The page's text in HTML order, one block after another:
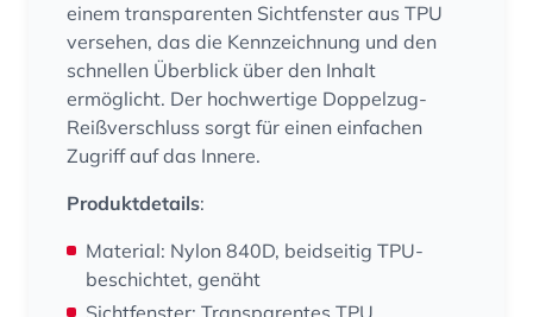
einem transparenten Sichtfenster aus TPU
versehen, das die Kennzeichnung und den
schnellen Überblick über den Inhalt
ermöglicht. Der hochwertige Doppelzug-
Reißverschluss sorgt für einen einfachen
Zugriff auf das Innere.
Produktdetails:
Material: Nylon 840D, beidseitig TPU-
beschichtet, genäht
Sichtfenster: Transparentes TPU